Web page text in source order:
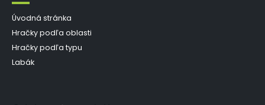
Úvodná stránka
Hračky podľa oblasti
Hračky podľa typu
Labák